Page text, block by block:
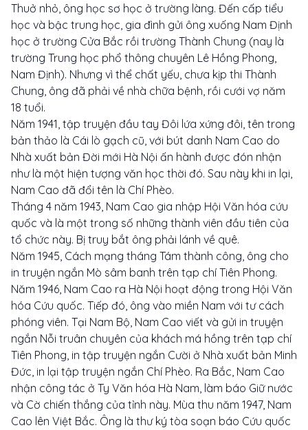
Thuở nhỏ, ông học sơ học ở trường làng. Đến cấp tiểu
học và bậc trung học, gia đình gửi ông xuống Nam Định
học ở trường Cửa Bắc rồi trường Thành Chung (nay là
trường Trung học phổ thông chuyên Lê Hồng Phong,
Nam Định). Nhưng vì thể chất yếu, chưa kịp thi Thành
Chung, ông đã phải về nhà chữa bệnh, rồi cưới vợ năm
18 tuổi.
Năm 1941, tập truyện đầu tay Đôi lứa xứng đôi, tên trong
bản thảo là Cái lò gạch cũ, với bút danh Nam Cao do
Nhà xuất bản Đời mới Hà Nội ấn hành được đón nhận
như là một hiện tượng văn học thời đó. Sau này khi in lại,
Nam Cao đã đổi tên là Chí Phèo.
Tháng 4 năm 1943, Nam Cao gia nhập Hội Văn hóa cứu
quốc và là một trong số những thành viên đầu tiên của
tổ chức này. Bị truy bắt ông phải lánh về quê.
Năm 1945, Cách mạng tháng Tám thành công, ông cho
in truyện ngắn Mò sâm banh trên tạp chí Tiên Phong.
Năm 1946, Nam Cao ra Hà Nội hoạt động trong Hội Văn
hóa Cứu quốc. Tiếp đó, ông vào miền Nam với tư cách
phóng viên. Tại Nam Bộ, Nam Cao viết và gửi in truyện
ngắn Nỗi truân chuyên của khách má hồng trên tạp chí
Tiên Phong, in tập truyện ngắn Cười ở Nhà xuất bản Minh
Đức, in lại tập truyện ngắn Chí Phèo. Ra Bắc, Nam Cao
nhận công tác ở Ty Văn hóa Hà Nam, làm báo Giữ nước
và Cờ chiến thắng của tỉnh này. Mùa thu năm 1947, Nam
Cao lên Việt Bắc. Ông là thư ký tòa soạn báo Cứu quốc